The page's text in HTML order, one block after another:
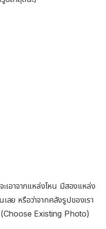
ะเอาจากแหล่งไหน มีสองแหล่ง
ลย หรือว่าจากคลังรูปของเรา
(Choose Existing Photo)